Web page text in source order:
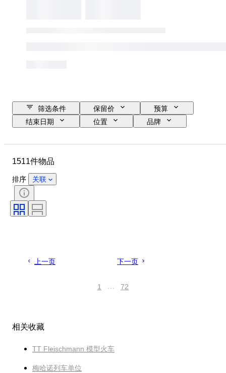
筛选条件 保留价
预算
结束日期
位置
品牌
课题
比例
铁路公司
原创作品／复制品
1511件物品
排序 关联
上一页 下一页
1 … 72
相关收藏
TT Fleischmann 模型火车
梅哈诺列车单位